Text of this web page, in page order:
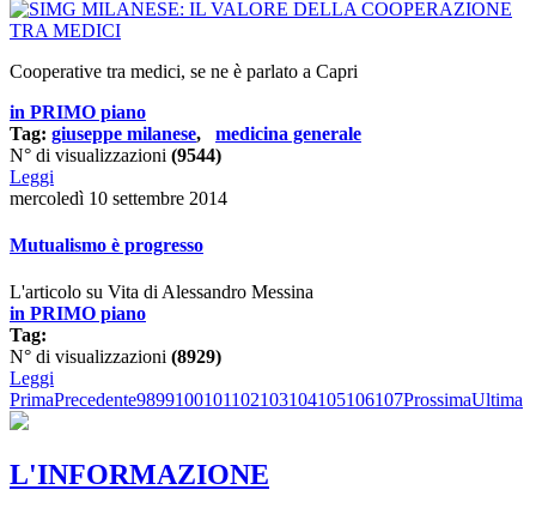
Cooperative tra medici, se ne è parlato a Capri
in PRIMO piano
Tag: giuseppe milanese, medicina generale
N° di visualizzazioni (9544)
Leggi
mercoledì 10 settembre 2014
Mutualismo è progresso
L'articolo su Vita di Alessandro Messina
in PRIMO piano
Tag:
N° di visualizzazioni (8929)
Leggi
PrimaPrecedente9899100101102103104105106107ProssimaUltima
L'INFORMAZIONE